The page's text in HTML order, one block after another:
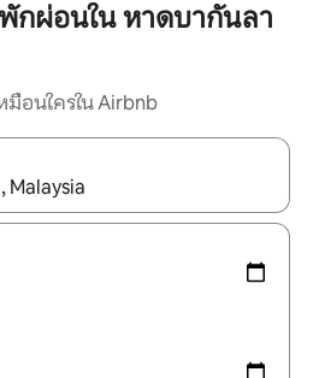
กผ่อนใน หาดบากันลา
อนใครใน Airbnb
สัมผัสหรือปัด เพื่อสำรวจผลการค้นหา